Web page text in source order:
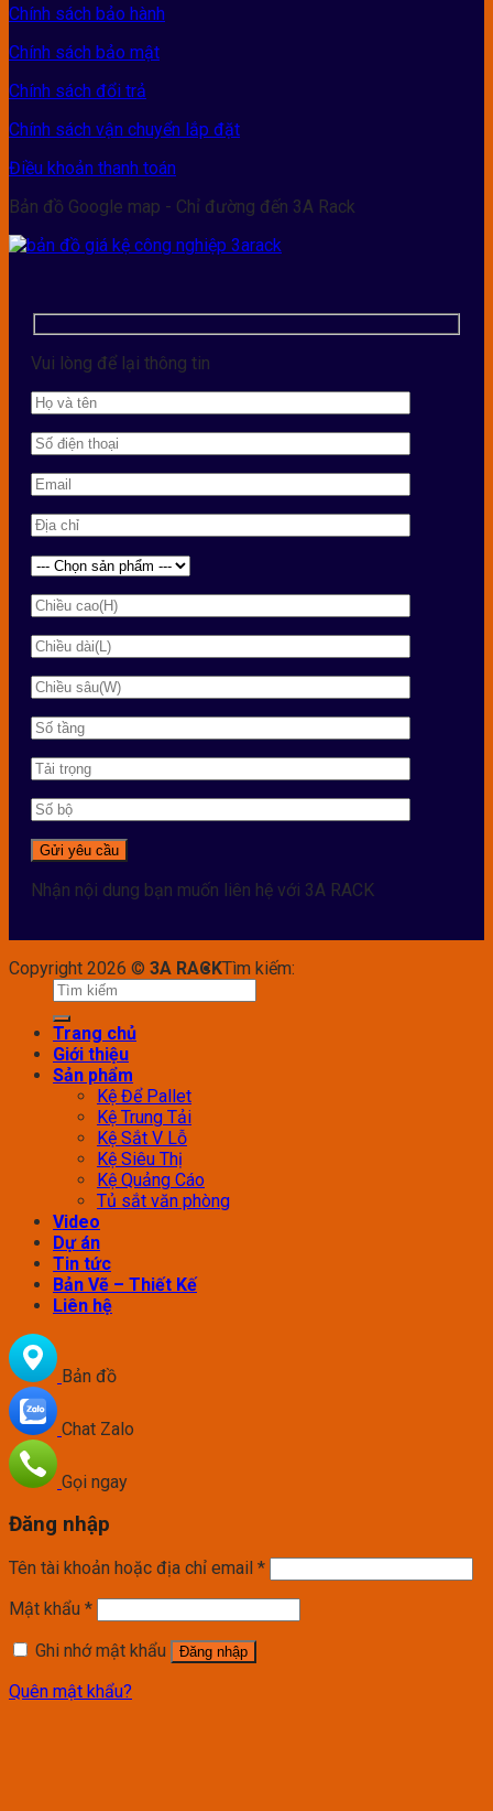
Chính sách bảo hành
Chính sách bảo mật
Chính sách đổi trả
Chính sách vận chuyển lắp đặt
Điều khoản thanh toán
Bản đồ Google map - Chỉ đường đến 3A Rack
Vui lòng để lại thông tin
Nhận nội dung bạn muốn liên hệ với 3A RACK
Copyright 2026 © 3A RACKTìm kiếm:
Trang chủ
Giới thiệu
Sản phẩm
Kệ Để Pallet
Kệ Trung Tải
Kệ Sắt V Lỗ
Kệ Siêu Thị
Kệ Quảng Cáo
Tủ sắt văn phòng
Video
Dự án
Tin tức
Bản Vẽ – Thiết Kế
Liên hệ
Bản đồ
Chat Zalo
Gọi ngay
Đăng nhập
Tên tài khoản hoặc địa chỉ email *
Mật khẩu *
Ghi nhớ mật khẩu
Đăng nhập
Quên mật khẩu?